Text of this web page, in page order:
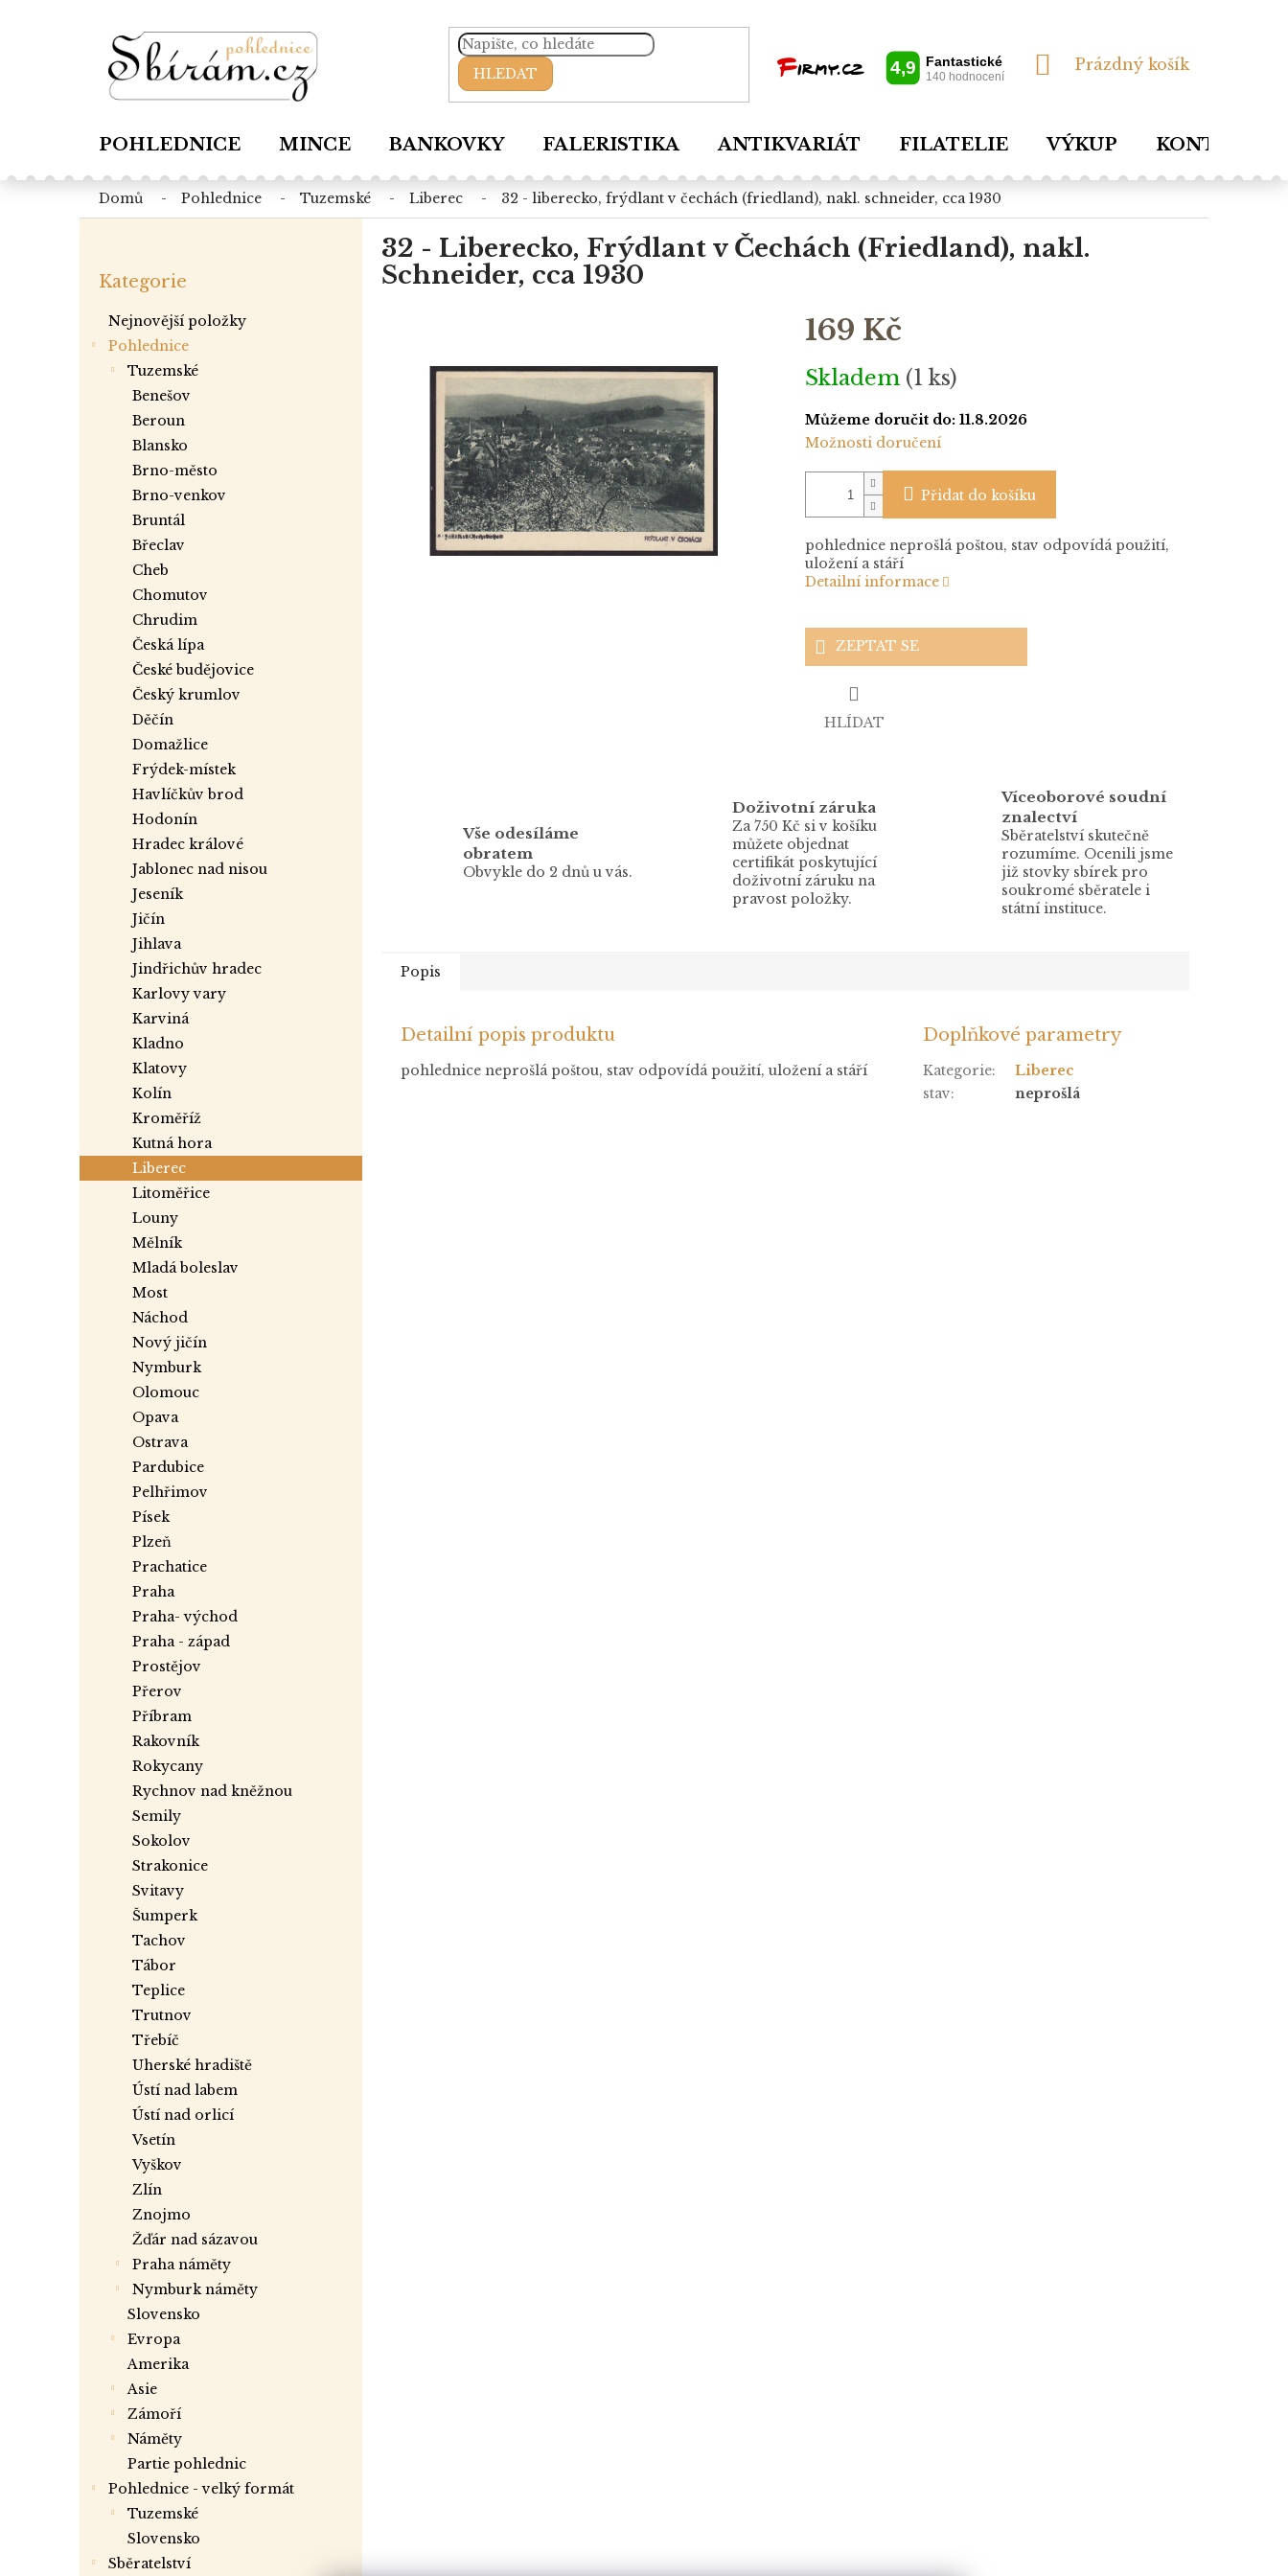
HLEDAT
NÁKUPNÍ
Prázdný košík
POHLEDNICE MINCE BANKOVKY FALERISTIKA ANTIKVARIÁT FILATELIE VÝKUP KONTAKTY
domů pohlednice tuzemské liberec 32 - liberecko, frýdlant v čechách (friedland), nakl. schneider, cca 1930
kategorie
Kategorie
Nejnovější položky
Pohlednice
tuzemské
benešov
beroun
blansko
brno-město
brno-venkov
bruntál
břeclav
cheb
chomutov
chrudim
česká lípa
české budějovice
český krumlov
děčín
domažlice
frýdek-místek
havlíčkův brod
hodonín
hradec králové
jablonec nad nisou
jeseník
jičín
jihlava
jindřichův hradec
karlovy vary
karviná
kladno
klatovy
kolín
kroměříž
kutná hora
liberec
litoměřice
louny
mělník
mladá boleslav
most
náchod
nový jičín
nymburk
olomouc
opava
ostrava
pardubice
pelhřimov
písek
plzeň
prachatice
praha
praha- východ
praha - západ
prostějov
přerov
příbram
rakovník
rokycany
rychnov nad kněžnou
semily
sokolov
strakonice
svitavy
šumperk
tachov
tábor
teplice
trutnov
třebíč
uherské hradiště
ústí nad labem
ústí nad orlicí
vsetín
vyškov
zlín
znojmo
žďár nad sázavou
praha náměty
nymburk náměty
slovensko
evropa
amerika
asie
zámoří
náměty
partie pohlednic
Pohlednice - velký formát
tuzemské
slovensko
Sběratelství
32 - Liberecko, Frýdlant v Čechách (Friedland), nakl.
Schneider, cca 1930
169 Kč
Měrná
cena:
Skladem (1 ks)
Můžeme doručit do: 11.8.2026
Možnosti doručení
Přidat do košíku
pohlednice neprošlá poštou, stav odpovídá použití,
uložení a stáří
Detailní informace
ZEPTAT SE
HLÍDAT
Vše odesíláme
obratem
Obvykle do 2 dnů u vás.
Doživotní záruka
Za 750 Kč si v košíku
můžete objednat
certifikát poskytující
doživotní záruku na
pravost položky.
Víceoborové soudní
znalectví
Sběratelství skutečně
rozumíme. Ocenili jsme
již stovky sbírek pro
soukromé sběratele i
státní instituce.
Popis
Detailní popis produktu
pohlednice neprošlá poštou, stav odpovídá použití, uložení a stáří
Doplňkové parametry
Kategorie:
Liberec
stav: neprošlá